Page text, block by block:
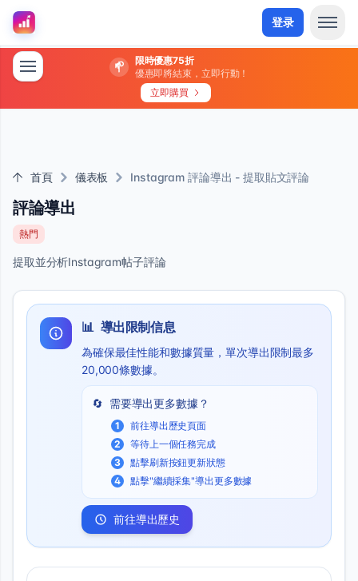
登录
限時優惠75折
優惠即將結束，立即行動！
立即購買
首頁 儀表板 Instagram 評論導出 - 提取貼文評論
評論導出
熱門
提取並分析Instagram帖子評論
📊 導出限制信息
為確保最佳性能和數據質量，單次導出限制最多
20,000條數據。
🔄 需要導出更多數據？
1
前往導出歷史頁面
2
等待上一個任務完成
3
點擊刷新按鈕更新狀態
4
點擊"繼續採集"導出更多數據
前往導出歷史